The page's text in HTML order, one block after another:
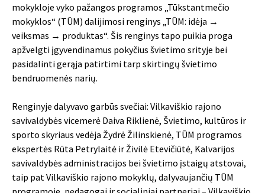
mokykloje vyko pažangos programos „Tūkstantmečio
mokyklos“ (TŪM) dalijimosi renginys „TŪM: idėja →
veiksmas → produktas“. Šis renginys tapo puikia proga
apžvelgti įgyvendinamus pokyčius švietimo srityje bei
pasidalinti gerąja patirtimi tarp skirtingų švietimo
bendruomenės narių.
Renginyje dalyvavo garbūs svečiai: Vilkaviškio rajono
savivaldybės vicemerė Daiva Riklienė, Švietimo, kultūros ir
sporto skyriaus vedėja Žydrė Žilinskienė, TŪM programos
ekspertės Rūta Petrylaitė ir Živilė Etevičiūtė, Kalvarijos
savivaldybės administracijos bei švietimo įstaigų atstovai,
taip pat Vilkaviškio rajono mokyklų, dalyvaujančių TŪM